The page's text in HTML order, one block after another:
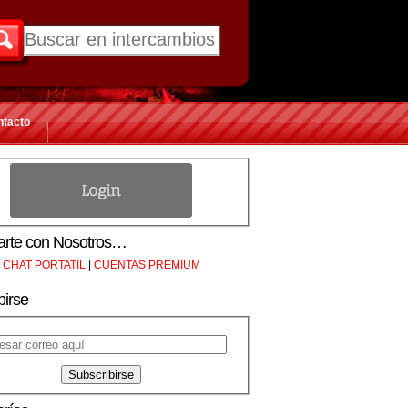
con Nosotros…
CHAT PORTATIL | CUENTAS PREMIUM